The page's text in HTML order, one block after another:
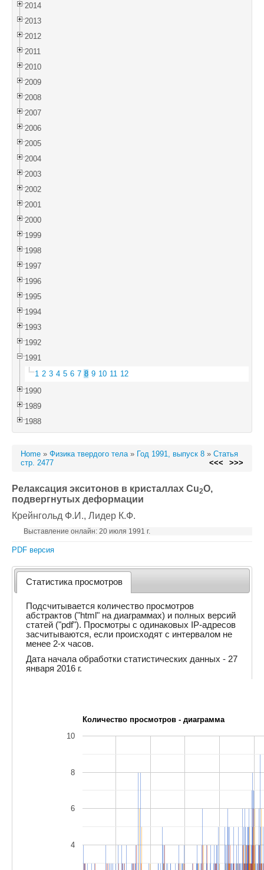
2014
2013
2012
2011
2010
2009
2008
2007
2006
2005
2004
2003
2002
2001
2000
1999
1998
1997
1996
1995
1994
1993
1992
1991
1 2 3 4 5 6 7 8 9 10 11 12
1990
1989
1988
Home » Физика твердого тела» Год 1991, выпуск 8 » Статья
стр. 2477
<<< >>>
Релаксация экситонов в кристаллах Cu2O,
подвергнутых деформации
Крейнгольд Ф.И., Лидер К.Ф.
Выставление онлайн: 20 июля 1991 г.
PDF версия
Статистика просмотров
Подсчитывается количество просмотров
абстрактов ("html" на диаграммах) и полных версий
статей ("pdf"). Просмотры с одинаковых IP-адресов
засчитываются, если происходят с интервалом не
менее 2-х часов.
Дата начала обработки статистических данных - 27
января 2016 г.
Количество просмотров - диаграмма
4
6
8
10